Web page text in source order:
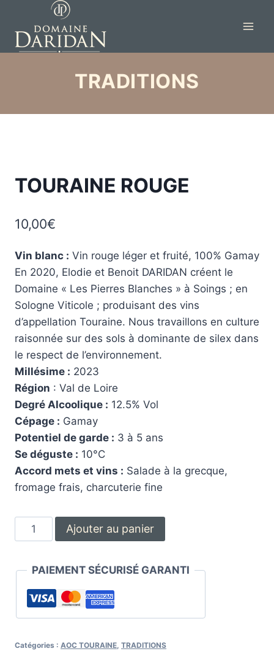
TRADITIONS
TOURAINE ROUGE
10,00€
Vin blanc : Vin rouge léger et fruité, 100% Gamay
En 2020, Elodie et Benoit DARIDAN créent le
Domaine « Les Pierres Blanches » à Soings ; en
Sologne Viticole ; produisant des vins
d’appellation Touraine. Nous travaillons en culture
raisonnée sur des sols à dominante de silex dans
le respect de l’environnement.
Millésime : 2023
Région : Val de Loire
Degré Alcoolique : 12.5% Vol
Cépage : Gamay
Potentiel de garde : 3 à 5 ans
Se déguste : 10°C
Accord mets et vins : Salade à la grecque,
fromage frais, charcuterie fine
Ajouter au panier
PAIEMENT SÉCURISÉ GARANTI
Catégories : AOC TOURAINE TRADITIONS